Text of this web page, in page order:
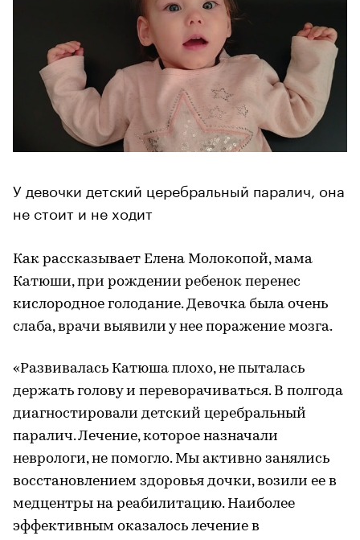
У девочки детский церебральный паралич, она
не стоит и не ходит
Как рассказывает Елена Молокопой, мама
Катюши, при рождении ребенок перенес
кислородное голодание. Девочка была очень
слаба, врачи выявили у нее поражение мозга.
«Развивалась Катюша плохо, не пыталась
держать голову и переворачиваться. В полгода
диагностировали детский церебральный
паралич. Лечение, которое назначали
неврологи, не помогло. Мы активно занялись
восстановлением здоровья дочки, возили ее в
медцентры на реабилитацию. Наиболее
эффективным оказалось лечение в